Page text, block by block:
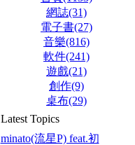
網誌(31)
電子書(27)
音樂(816)
軟件(241)
遊戲(21)
創作(9)
桌布(29)
Latest Topics
minato(流星P) feat.初